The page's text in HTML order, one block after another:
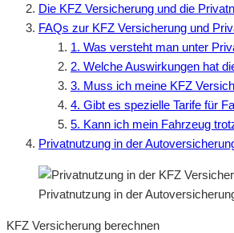
Die KFZ Versicherung und die
FAQs zur KFZ Versicherung und
1. Was versteht man unter
2. Welche Auswirkungen hat
3. Muss ich meine KFZ
4. Gibt es spezielle Tarife für
5. Kann ich mein Fahrzeug
Privatnutzung in der
Privatnutzung in der
KFZ Versicherung berechnen